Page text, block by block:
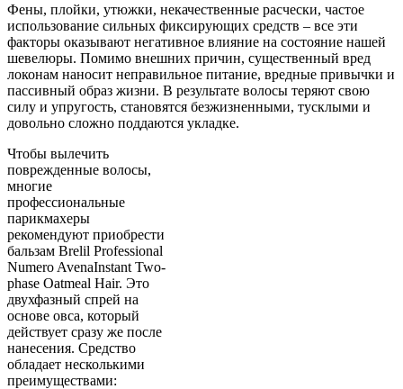
Фены, плойки, утюжки, некачественные расчески, частое
использование сильных фиксирующих средств – все эти
факторы оказывают негативное влияние на состояние нашей
шевелюры. Помимо внешних причин, существенный вред
локонам наносит неправильное питание, вредные привычки и
пассивный образ жизни. В результате волосы теряют свою
силу и упругость, становятся безжизненными, тусклыми и
довольно сложно поддаются укладке.
Чтобы вылечить
поврежденные волосы,
многие
профессиональные
парикмахеры
рекомендуют приобрести
бальзам Brelil Professional
Numero AvenaInstant Two-
phase Oatmeal Hair. Это
двухфазный спрей на
основе овса, который
действует сразу же после
нанесения. Средство
обладает несколькими
преимуществами: